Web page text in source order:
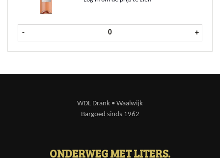
- Monteclain Vin de Pays Rosé
+
WDL Drank • Waalwijk
Bargoed sinds 1962
ONDERWEG MET LITERS.